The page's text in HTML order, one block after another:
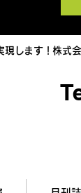
します！株式